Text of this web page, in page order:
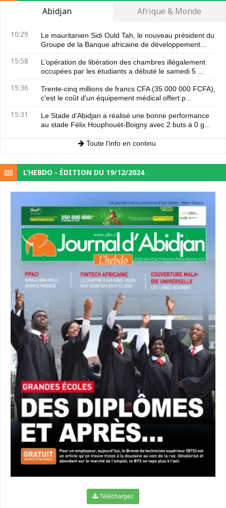
Abidjan Afrique & Monde
10:29
Le mauritanien Sidi Ould Tah, le nouveau président du
Groupe de la Banque africaine de développement...
15:58
L’opération de libération des chambres illégalement
occupées par les étudiants a débuté le samedi 5 ...
15:36
Trente-cinq millions de francs CFA (35 000 000 FCFA),
c'est le coût d'un équipement médical offert p...
15:31
Le Stade d’Abidjan a réalisé une bonne performance
au stade Félix Houphouët-Boigny avec 2 buts à 0 g...
Toute l'info en continu
L’HEBDO - ÉDITION DU 19/12/2024
Téléchargez